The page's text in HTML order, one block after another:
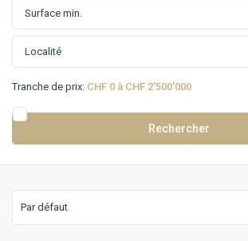
Tranche de prix: CHF 0 à CHF 2'500'000
Par défaut